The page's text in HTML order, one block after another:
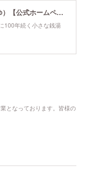
鏡石湯（かがみいしゆ）【公式ホームページ】
100年続く小さな銭湯
となっております。皆様の